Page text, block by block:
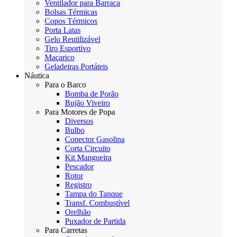
Ventilador para Barraca
Bolsas Térmicas
Copos Térmicos
Porta Latas
Gelo Reutilizável
Tiro Esportivo
Maçarico
Geladeiras Portáteis
Náutica
Para o Barco
Bomba de Porão
Bujão Viveiro
Para Motores de Popa
Diversos
Bulbo
Conector Gasolina
Corta Circuito
Kit Mangueira
Pescador
Rotor
Registro
Tampa do Tanque
Transf. Combustível
Orelhão
Puxador de Partida
Para Carretas